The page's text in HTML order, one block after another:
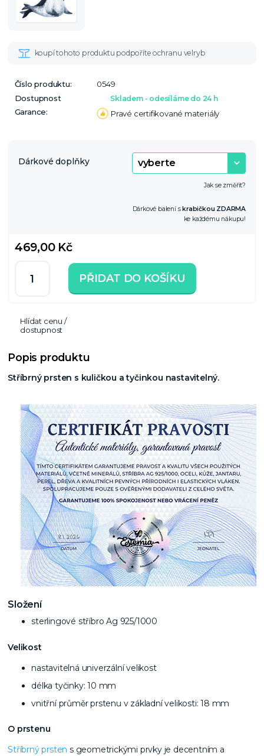
Číslo produktu:
0549
Dostupnost
Skladem - odesíláme do 24 h
Garance: Pravé certifikované materiály
Dárkové doplňky
Jak se změřit?
Dárkové balení s krabičkou ZDARMA
ke každému nákupu!
469,00 Kč
PŘIDAT DO KOŠÍKU
Hlídat cenu /
dostupnost
Popis produktu
Stříbrný prsten s kuličkou a tyčinkou nastavitelný.
Složení
sterlingové stříbro Ag 925/1000
Velikost
nastavitelná univerzální velikost
délka tyčinky: 10 mm
vnitřní průměr prstenu v základní velikosti: 18 mm
O prstenu
Stříbrný prsten s geometrickými prvky je decentním a